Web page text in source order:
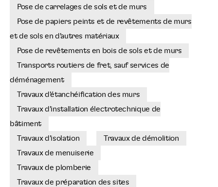
Pose de carrelages de sols et de murs
Pose de papiers peints et de revêtements de murs
et de sols en d'autres matériaux
Pose de revêtements en bois de sols et de murs
Transports routiers de fret, sauf services de
déménagement
Travaux d'étanchéification des murs
Travaux d'installation électrotechnique de
bâtiment
Travaux d'isolation
Travaux de démolition
Travaux de menuiserie
Travaux de plomberie
Travaux de préparation des sites